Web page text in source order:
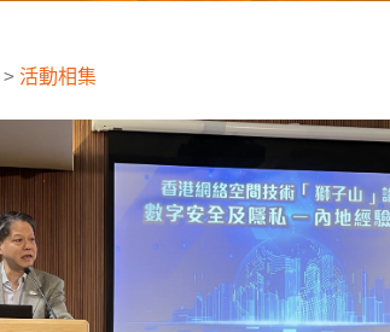
>活動相集